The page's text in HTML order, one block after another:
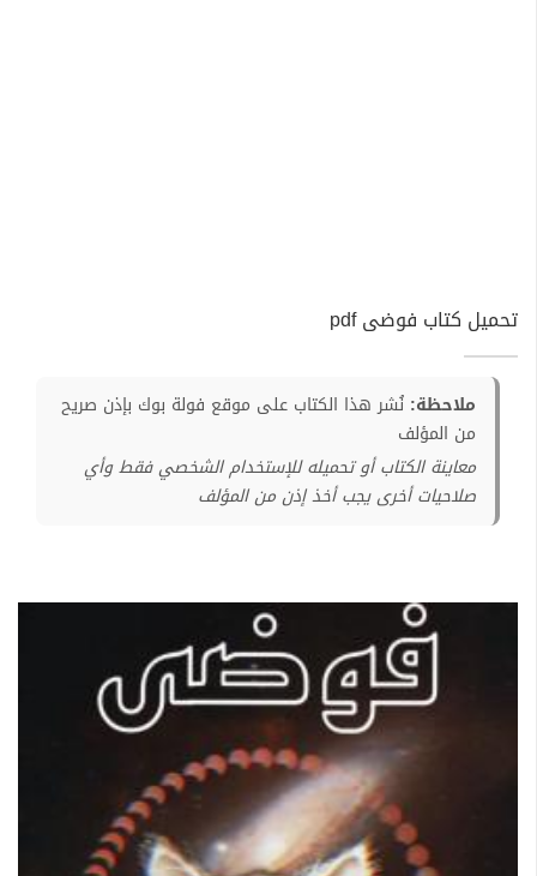
تحميل كتاب فوضى pdf
ملاحظة: نُشر هذا الكتاب على موقع فولة بوك بإذن صريح
من المؤلف
معاينة الكتاب أو تحميله للإستخدام الشخصي فقط وأي
صلاحيات أخرى يجب أخذ إذن من المؤلف